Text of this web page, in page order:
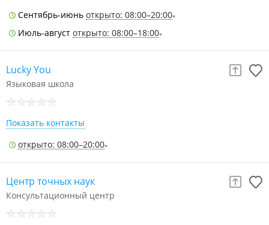
Сентябрь-июнь открыто: 08:00–20:00
Июль-август открыто: 08:00–18:00
Lucky You
Языковая школа
Показать контакты
открыто: 08:00–20:00
Центр точных наук
Консультационный центр